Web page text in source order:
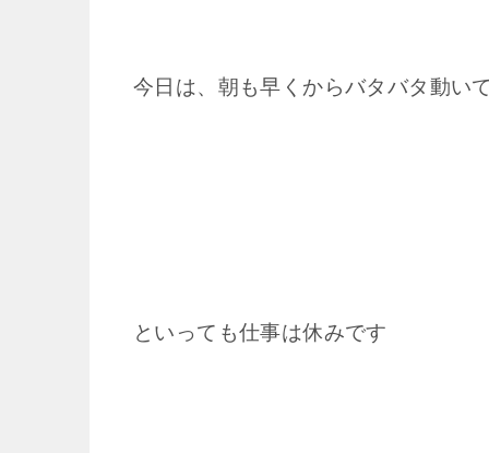
今日は、朝も早くからバタバタ動い
といっても仕事は休みです